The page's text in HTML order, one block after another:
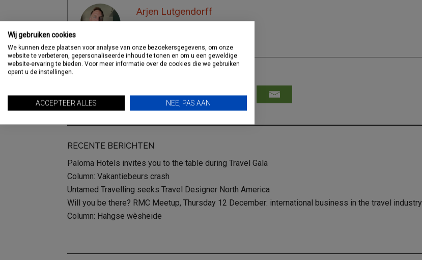
Arjen Lutgendorff
Deel dit artikel
RECENTE BERICHTEN
Paloma Hotels invites you to the table during Travel Gala
Column: Vakantiebeurs crash
Untamed Travelling seeks Travel Designer North America
Will you be there? RMC Meetup, Thursday 12 December: international business in the travel industry
Column: Hahgse wèsheide
Wij gebruiken cookies
We kunnen deze plaatsen voor analyse van onze bezoekersgegevens, om onze
website te verbeteren, gepersonaliseerde inhoud te tonen en om u een geweldige
website-ervaring te bieden. Voor meer informatie over de cookies die we gebruiken
opent u de instellingen.
ACCEPTEER ALLES NEE, PAS AAN